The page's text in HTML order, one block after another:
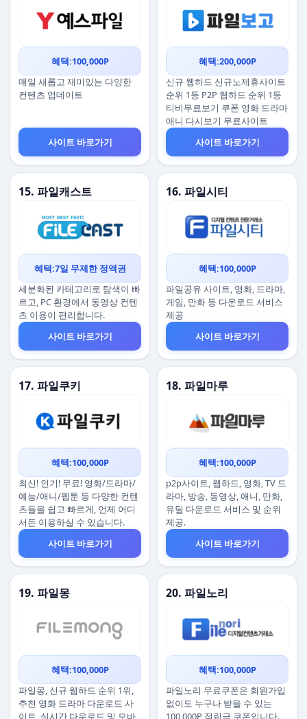
혜택:100,000P
매일 새롭고 재미있는 다양한
컨텐츠 업데이트
사이트 바로가기
혜택:200,000P
신규 웹하드 신규노제휴사이트
순위 1등 P2P 웹하드 순위 1등
티비무료보기 쿠폰 영화 드라마
애니 다시보기 무료사이트
사이트 바로가기
15. 파일캐스트
혜택:7일 무제한 정액권
세분화된 카테고리로 탐색이 빠
르고, PC 환경에서 동영상 컨텐
츠 이용이 편리합니다.
사이트 바로가기
16. 파일시티
혜택:100,000P
파일공유 사이트, 영화, 드라마,
게임, 만화 등 다운로드 서비스
제공
사이트 바로가기
17. 파일쿠키
혜택:100,000P
최신! 인기! 무료! 영화/드라마/
예능/애니/웹툰 등 다양한 컨텐
츠들을 쉽고 빠르게, 언제 어디
서든 이용하실 수 있습니다.
사이트 바로가기
18. 파일마루
혜택:100,000P
p2p사이트, 웹하드, 영화, TV 드
라마, 방송, 동영상, 애니, 만화,
유틸 다운로드 서비스 및 순위
제공.
사이트 바로가기
19. 파일몽
혜택:100,000P
파일몽, 신규 웹하드 순위 1위,
추천 영화 드라마 다운로드 사
이트, 실시간 다운로드 및 모바
20. 파일노리
혜택:100,000P
파일노리 무료쿠폰은 회원가입
없이도 누구나 받을 수 있는
100,000P 적립금 쿠폰입니다.